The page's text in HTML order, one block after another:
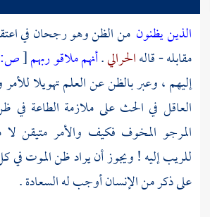
الذين يظنون من الظن وهو رجحان في
مقابله - قالهالحرالي.أنهم ملاقو ربهم[ص:
إليهم ، وعبر بالظن عن العلم تهويلا للأمر
العاقل في الحث على ملازمة الطاعة في
المرجو المخوف فكيف والأمر متيقن
للريب إليه ! ويجوز أن يراد ظن الموت في
على ذكر من الإنسان أوجب له السعادة .